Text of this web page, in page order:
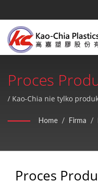
Proces
Arkuszy
Akrylowych I
/ Kao-Chia nie tylko
doskonałą obsługę
Home / Firma /
Proces